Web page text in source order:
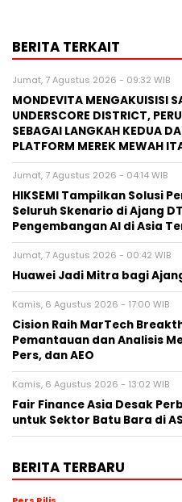
BERITA TERKAIT
Jumat, 7 Agustus 2026 - 09:32 WIB
MONDEVITA MENGAKUISISI
UNDERSCORE DISTRICT,
SEBAGAI LANGKAH KEDUA
PLATFORM MEREK MEWAH
Jumat, 7 Agustus 2026 - 04:14 WIB
HIKSEMI Tampilkan Solusi
Seluruh Skenario di Ajang
Pengembangan AI di Asia
Jumat, 7 Agustus 2026 - 00:42 WIB
Huawei Jadi Mitra bagi
Kamis, 6 Agustus 2026 - 17:00 WIB
Cision Raih MarTech
Pemantauan dan Analisis
Pers, dan AEO
Kamis, 6 Agustus 2026 - 13:02 WIB
Fair Finance Asia Desak
untuk Sektor Batu Bara di
BERITA TERBARU